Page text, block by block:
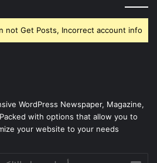
not Get Posts, Incorrect account info.
WordPress Newspaper, Magazine,
with options that allow you to
your website to your needs.